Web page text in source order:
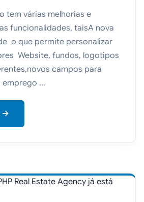
tem várias melhorias e
funcionalidades, taisA nova
o que permite personalizar
Website, fundos, logotipos
campos para
...
→